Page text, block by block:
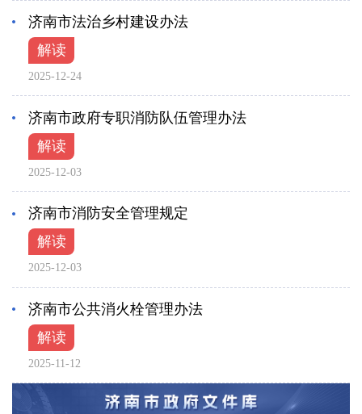
济南市法治乡村建设办法
解读
2025-12-24
济南市政府专职消防队伍管理办法
解读
2025-12-03
济南市消防安全管理规定
解读
2025-12-03
济南市公共消火栓管理办法
解读
2025-11-12